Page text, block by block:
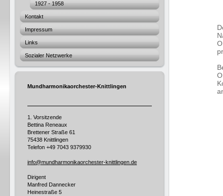
1927 - 1958
Kontakt
Impressum
Links
Sozialer Netzwerke
Mundharmonikaorchester-Knittlingen
1. Vorsitzende
Bettina Reneaux
Brettener Straße 61
75438 Knittlingen
Telefon +49 7043 9379930
info@mundharmonikaorchester-knittlingen.de
Dirigent
Manfred Dannecker
Heinestraße 5